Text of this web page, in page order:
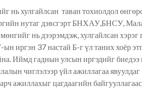
нь хулгайлсан таван тохиолдол
нутаг дэвсгэрт БНХАУ,БНСУ,
нь дээрэмдэж, хулгайлсан хэрэг
иргэн 37 настай Б-г үл таних хоёр
Иймд гаднын улсын иргэдийг биедээ
чиглэлээр үйл ажиллагаа явуулдаг
ажиллахыг цагдаагийн байгууллагаас